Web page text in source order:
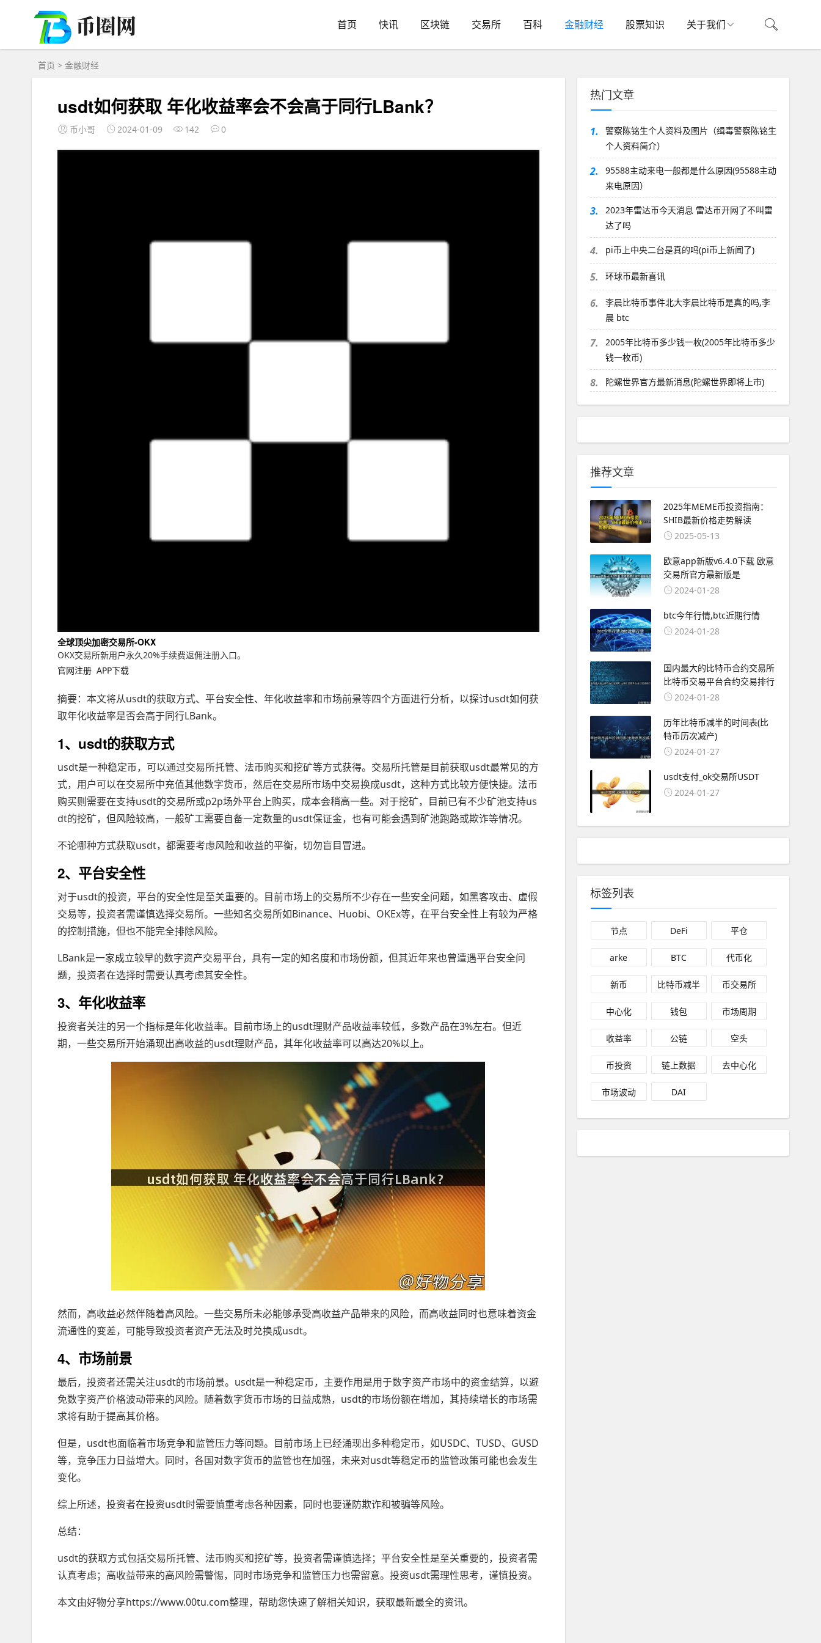
首页 快讯 区块链 交易所 百科 金融财经 股票知识 关于我们
首页 > 金融财经
usdt如何获取 年化收益率会不会高于同行LBank？
币小哥 2024-01-09 142 0
全球顶尖加密交易所-OKX
OKX交易所新用户永久20%手续费返佣注册入口。
官网注册 APP下载
摘要：本文将从usdt的获取方式、平台安全性、年化收益率和市场前景等四个方面进行分析，以探讨usdt如何获
取年化收益率是否会高于同行LBank。
1、usdt的获取方式
usdt是一种稳定币，可以通过交易所托管、法币购买和挖矿等方式获得。交易所托管是目前获取usdt最常见的方
式，用户可以在交易所中充值其他数字货币，然后在交易所市场中交易换成usdt，这种方式比较方便快捷。法币
购买则需要在支持usdt的交易所或p2p场外平台上购买，成本会稍高一些。对于挖矿，目前已有不少矿池支持us
dt的挖矿，但风险较高，一般矿工需要自备一定数量的usdt保证金，也有可能会遇到矿池跑路或欺诈等情况。
不论哪种方式获取usdt，都需要考虑风险和收益的平衡，切勿盲目冒进。
2、平台安全性
对于usdt的投资，平台的安全性是至关重要的。目前市场上的交易所不少存在一些安全问题，如黑客攻击、虚假
交易等，投资者需谨慎选择交易所。一些知名交易所如Binance、Huobi、OKEx等，在平台安全性上有较为严格
的控制措施，但也不能完全排除风险。
LBank是一家成立较早的数字资产交易平台，具有一定的知名度和市场份额，但其近年来也曾遭遇平台安全问
题，投资者在选择时需要认真考虑其安全性。
3、年化收益率
投资者关注的另一个指标是年化收益率。目前市场上的usdt理财产品收益率较低，多数产品在3%左右。但近
期，一些交易所开始涌现出高收益的usdt理财产品，其年化收益率可以高达20%以上。
然而，高收益必然伴随着高风险。一些交易所未必能够承受高收益产品带来的风险，而高收益同时也意味着资金
流通性的变差，可能导致投资者资产无法及时兑换成usdt。
4、市场前景
最后，投资者还需关注usdt的市场前景。usdt是一种稳定币，主要作用是用于数字资产市场中的资金结算，以避
免数字资产价格波动带来的风险。随着数字货币市场的日益成熟，usdt的市场份额在增加，其持续增长的市场需
求将有助于提高其价格。
但是，usdt也面临着市场竞争和监管压力等问题。目前市场上已经涌现出多种稳定币，如USDC、TUSD、GUSD
等，竞争压力日益增大。同时，各国对数字货币的监管也在加强，未来对usdt等稳定币的监管政策可能也会发生
变化。
综上所述，投资者在投资usdt时需要慎重考虑各种因素，同时也要谨防欺诈和被骗等风险。
总结：
usdt的获取方式包括交易所托管、法币购买和挖矿等，投资者需谨慎选择；平台安全性是至关重要的，投资者需
认真考虑；高收益带来的高风险需警惕，同时市场竞争和监管压力也需留意。投资usdt需理性思考，谨慎投资。
本文由好物分享https://www.00tu.com整理，帮助您快速了解相关知识，获取最新最全的资讯。
热门文章
1.
警察陈铭生个人资料及图片（缉毒警察陈铭生
个人资料简介）
2.
95588主动来电一般都是什么原因(95588主动
来电原因）
3.
2023年雷达币今天消息 雷达币开网了不叫雷
达了吗
4. pi币上中央二台是真的吗(pi币上新闻了)
5. 环球币最新喜讯
6.
李晨比特币事件北大李晨比特币是真的吗,李
晨 btc
7.
2005年比特币多少钱一枚(2005年比特币多少
钱一枚币)
8. 陀螺世界官方最新消息(陀螺世界即将上市)
推荐文章
2025年MEME币投资指南：
SHIB最新价格走势解读
2025-05-13
欧意app新版v6.4.0下载 欧意
交易所官方最新版是
2024-01-28
btc今年行情,btc近期行情
2024-01-28
国内最大的比特币合约交易所
比特币交易平台合约交易排行
2024-01-28
历年比特币减半的时间表(比
特币历次减产)
2024-01-27
usdt支付_ok交易所USDT
2024-01-27
标签列表
节点 DeFi 平仓
arke BTC 代币化
新币 比特币减半 币交易所
中心化 钱包 市场周期
收益率 公链 空头
币投资 链上数据 去中心化
市场波动 DAI